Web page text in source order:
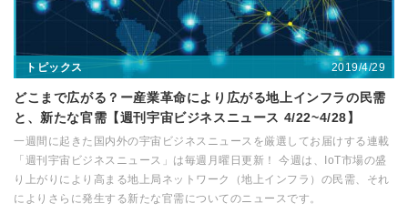
トピックス 2019/4/29
どこまで広がる？ー産業革命により広がる地上インフラの民需
と、新たな官需【週刊宇宙ビジネスニュース 4/22~4/28】
一週間に起きた国内外の宇宙ビジネスニュースを厳選してお届けする連載
「週刊宇宙ビジネスニュース」は毎週月曜日更新！ 今週は、IoT市場の盛
り上がりにより高まる地上局ネットワーク（地上インフラ）の民需、それ
によりさらに発生する新たな官需についてのニュースです。